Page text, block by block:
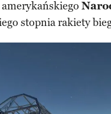
stopnia rakiety